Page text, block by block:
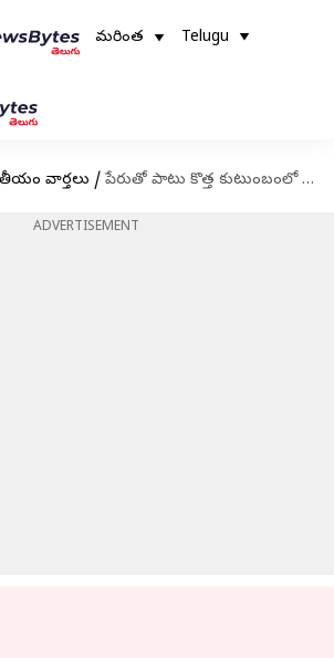
మరింత Telugu
వార్తలు / పేరుతో పాటు కొత్త కుటుంబంలో భాగమైన సిరియా భూకంప శిథిలాలలో జన్మించిన శిశువు
ADVERTISEMENT